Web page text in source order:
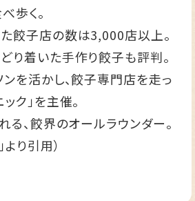
歩く。
餃子店の数は3,000店以上。
り着いた手作り餃子も評判。
ンを活かし、餃子専門店を走っ
ク」を主催。
る、餃界のオールラウンダー。
より引用）